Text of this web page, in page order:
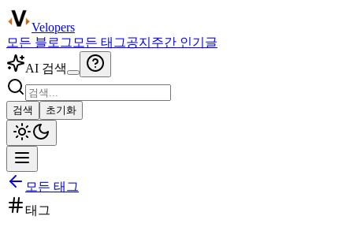
Velopers
모든 블로그 모든 태그공지 주간 인기글
AI 검색
검색 초기화
모든 태그
태그